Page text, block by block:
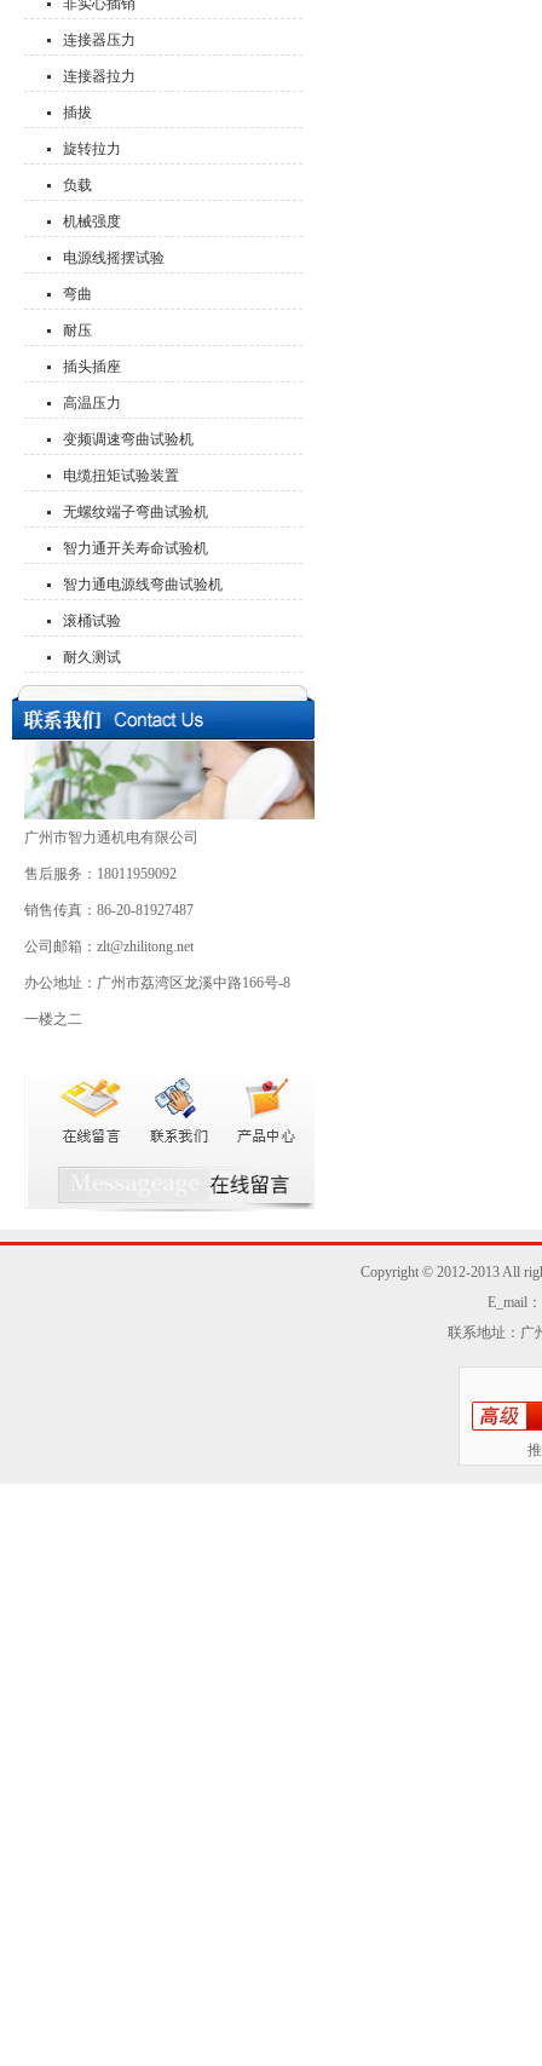
非实心插销
连接器压力
连接器拉力
插拔
旋转拉力
负载
机械强度
电源线摇摆试验
弯曲
耐压
插头插座
高温压力
变频调速弯曲试验机
电缆扭矩试验装置
无螺纹端子弯曲试验机
智力通开关寿命试验机
智力通电源线弯曲试验机
滚桶试验
耐久测试
广州市智力通机电有限公司
售后服务：18011959092
销售传真：86-20-81927487
公司邮箱：zlt@zhilitong.net
办公地址：广州市荔湾区龙溪中路166号-8
一楼之二
Copyright © 2012-2013 All
E_mail
联系地址：广